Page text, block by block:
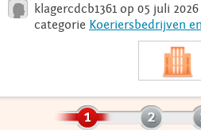
Login
klagercdcb1361 op 05 juli
categorie Koeriersbedrijven